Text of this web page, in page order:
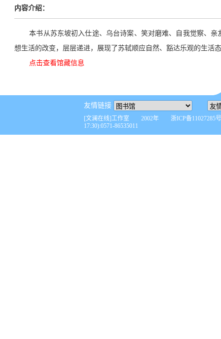
内容介绍：
本书从苏东坡初入仕途、乌台诗案、笑对磨难、自我觉察、
想生活的改变，层层递进，展现了苏轼顺应自然、豁达乐观的生活
点击查看馆藏信息
友情链接
[文澜在线]工作室 2002年 浙ICP备11027285
17:30):0571-86535011